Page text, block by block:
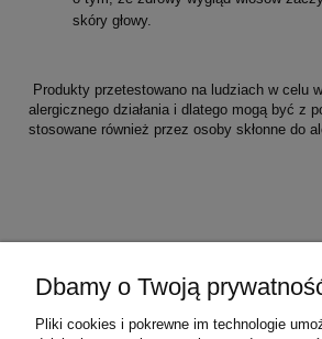
skóry głowy.
Produkty przetestowano na ludziach w celu
alergicznego działania i dlatego mogą być z
stosowane również przez osoby skłonne do
Dbamy o Twoją
Pliki cookies i pokrewne im technologie